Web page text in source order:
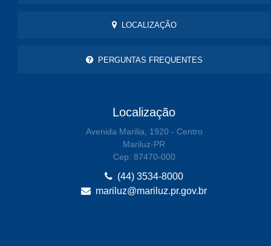
LOCALIZAÇÃO
PERGUNTAS FREQUENTES
Localização
Avenida Marilia, 1920 - Centro
Mariluz-PR
Cep: 87470-000
(44) 3534-8000
mariluz@mariluz.pr.gov.br